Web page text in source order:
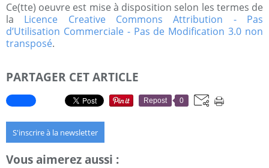
Ce(tte) oeuvre est mise à disposition selon les termes de
la Licence Creative Commons Attribution - Pas
d’Utilisation Commerciale - Pas de Modification 3.0 non
transposé.
PARTAGER CET ARTICLE
Repost 0
S'inscrire à la newsletter
Vous aimerez aussi :